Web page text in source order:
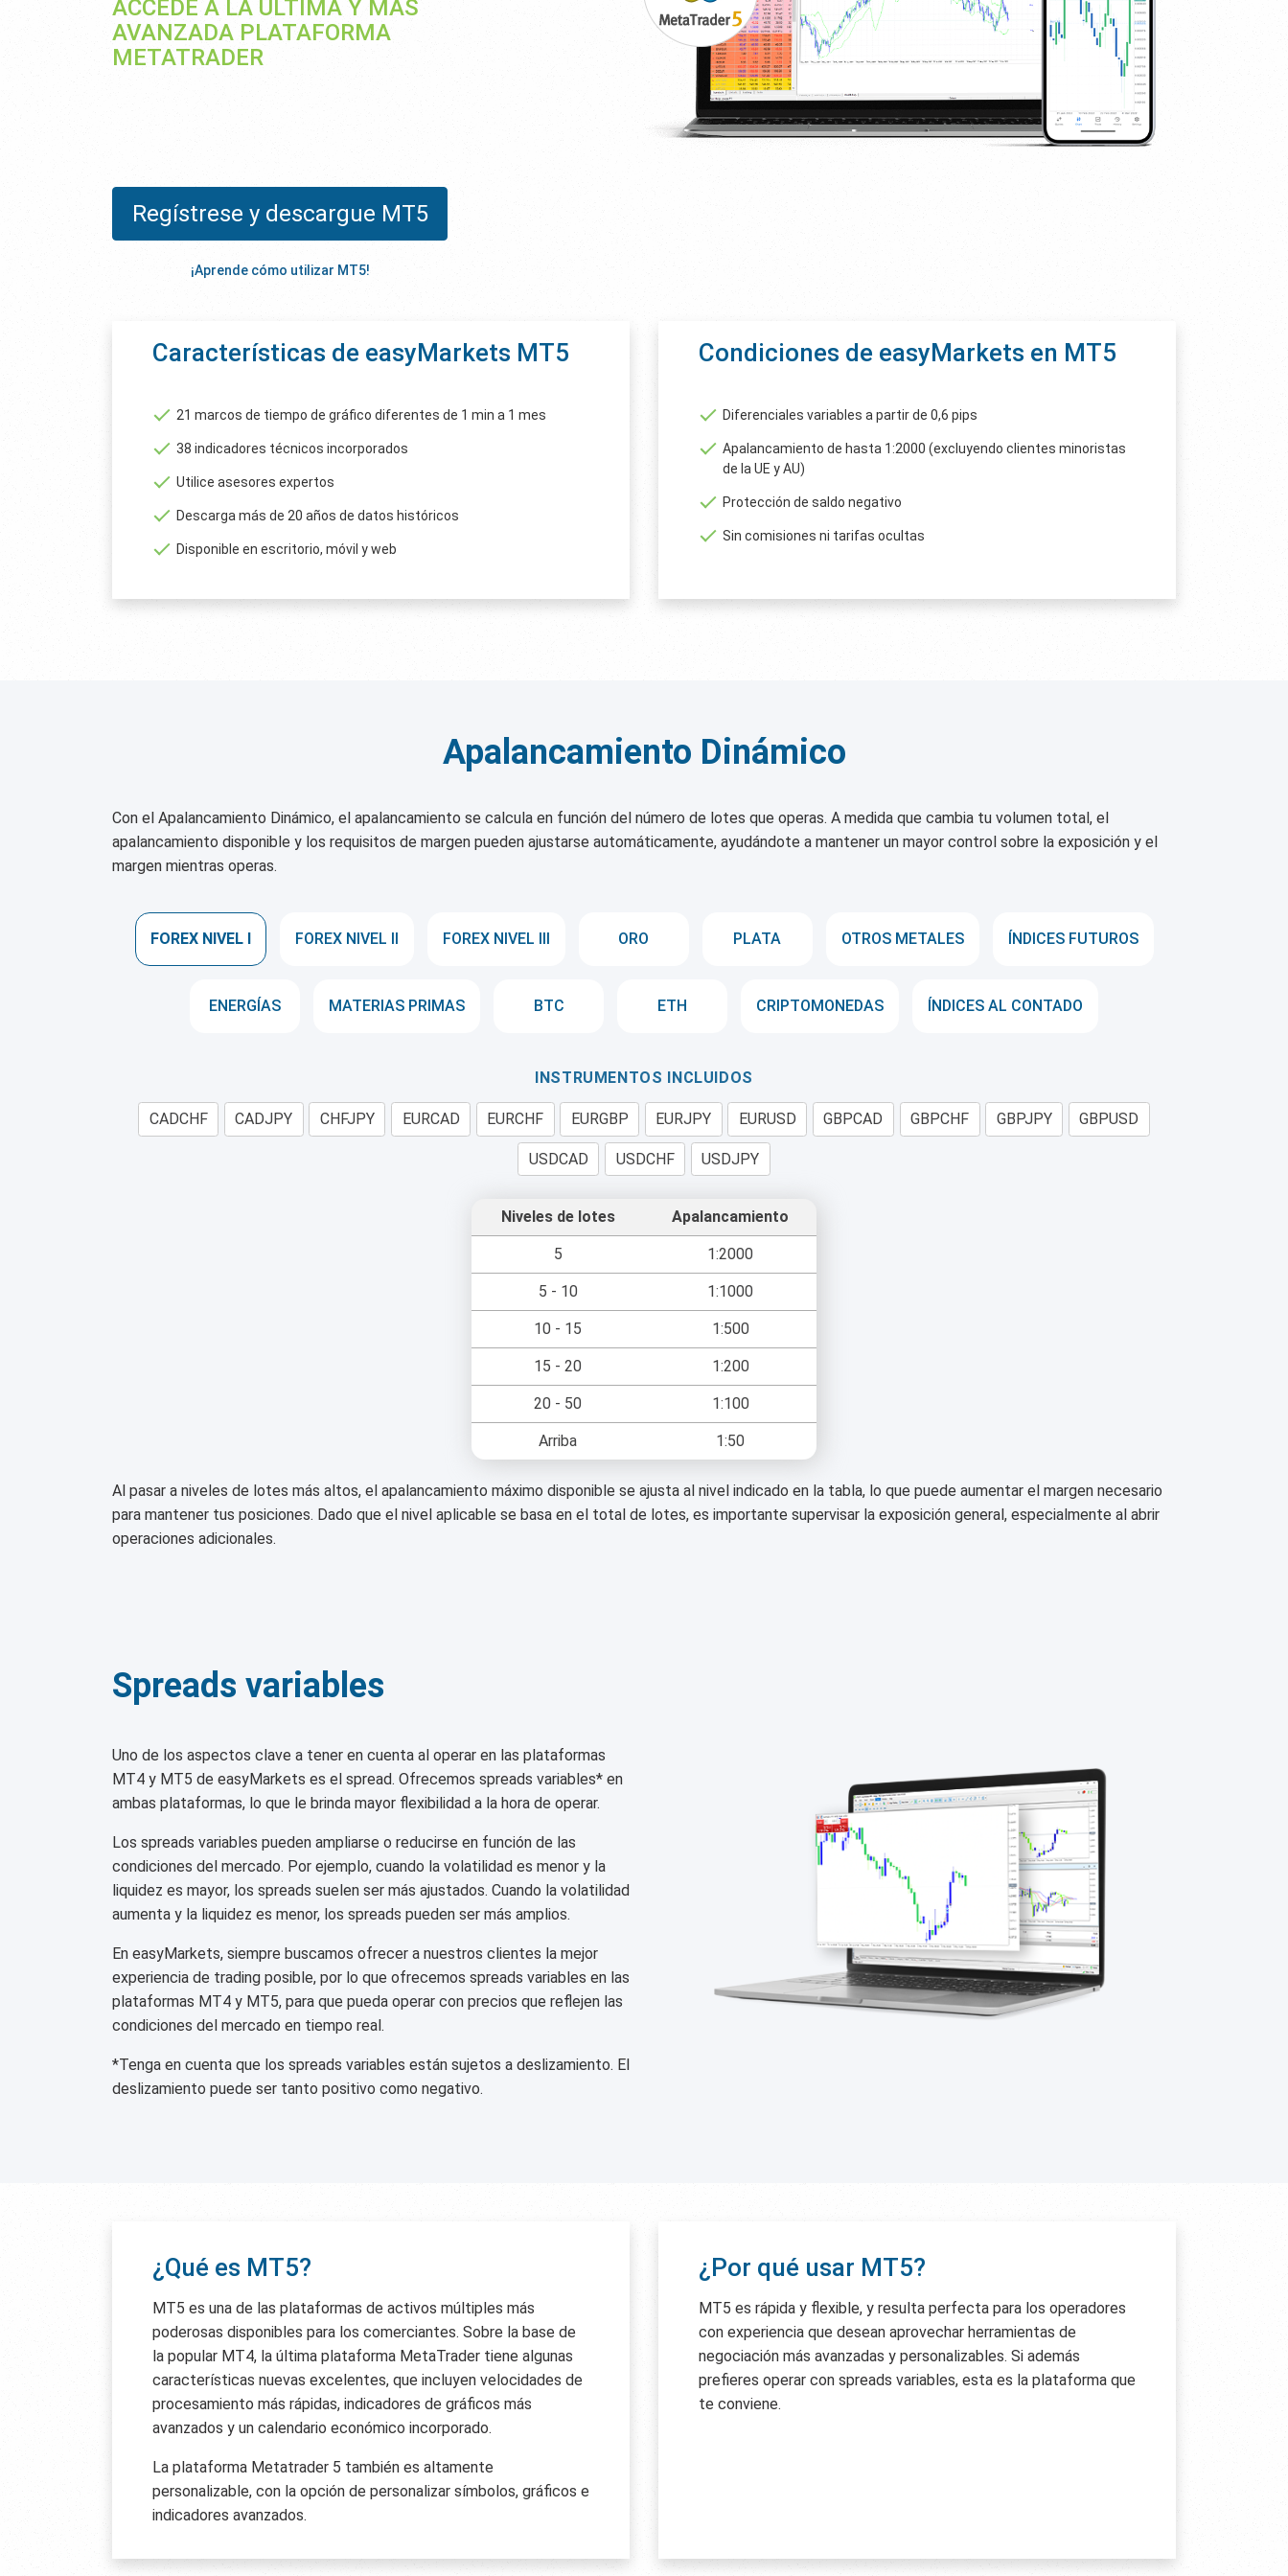
ACCEDE A LA ÚLTIMA Y MÁS
AVANZADA PLATAFORMA
METATRADER
Regístrese y descargue MT5
¡Aprende cómo utilizar MT5!
Características de easyMarkets MT5
21 marcos de tiempo de gráfico diferentes de 1 min a 1 mes
38 indicadores técnicos incorporados
Utilice asesores expertos
Descarga más de 20 años de datos históricos
Disponible en escritorio, móvil y web
Condiciones de easyMarkets en MT5
Diferenciales variables a partir de 0,6 pips
Apalancamiento de hasta 1:2000 (excluyendo clientes minoristas
de la UE y AU)
Protección de saldo negativo
Sin comisiones ni tarifas ocultas
Apalancamiento Dinámico
Con el Apalancamiento Dinámico, el apalancamiento se calcula en función del número de lotes que operas. A medida que cambia tu volumen total, el
apalancamiento disponible y los requisitos de margen pueden ajustarse automáticamente, ayudándote a mantener un mayor control sobre la exposición y el
margen mientras operas.
FOREX NIVEL I FOREX NIVEL II FOREX NIVEL III ORO PLATA OTROS METALES ÍNDICES FUTUROS
ENERGÍAS MATERIAS PRIMAS BTC ETH CRIPTOMONEDAS ÍNDICES AL CONTADO
INSTRUMENTOS INCLUIDOS
CADCHF CADJPY CHFJPY EURCAD EURCHF EURGBP EURJPY EURUSD GBPCAD GBPCHF GBPJPY GBPUSD
USDCAD USDCHF USDJPY
Niveles de lotes Apalancamiento
5 1:2000
5 - 10 1:1000
10 - 15 1:500
15 - 20 1:200
20 - 50 1:100
Arriba 1:50
Al pasar a niveles de lotes más altos, el apalancamiento máximo disponible se ajusta al nivel indicado en la tabla, lo que puede aumentar el margen necesario
para mantener tus posiciones. Dado que el nivel aplicable se basa en el total de lotes, es importante supervisar la exposición general, especialmente al abrir
operaciones adicionales.
Spreads variables
Uno de los aspectos clave a tener en cuenta al operar en las plataformas
MT4 y MT5 de easyMarkets es el spread. Ofrecemos spreads variables* en
ambas plataformas, lo que le brinda mayor flexibilidad a la hora de operar.
Los spreads variables pueden ampliarse o reducirse en función de las
condiciones del mercado. Por ejemplo, cuando la volatilidad es menor y la
liquidez es mayor, los spreads suelen ser más ajustados. Cuando la volatilidad
aumenta y la liquidez es menor, los spreads pueden ser más amplios.
En easyMarkets, siempre buscamos ofrecer a nuestros clientes la mejor
experiencia de trading posible, por lo que ofrecemos spreads variables en las
plataformas MT4 y MT5, para que pueda operar con precios que reflejen las
condiciones del mercado en tiempo real.
*Tenga en cuenta que los spreads variables están sujetos a deslizamiento. El
deslizamiento puede ser tanto positivo como negativo.
¿Qué es MT5?
MT5 es una de las plataformas de activos múltiples más
poderosas disponibles para los comerciantes. Sobre la base de
la popular MT4, la última plataforma MetaTrader tiene algunas
características nuevas excelentes, que incluyen velocidades de
procesamiento más rápidas, indicadores de gráficos más
avanzados y un calendario económico incorporado.
La plataforma Metatrader 5 también es altamente
personalizable, con la opción de personalizar símbolos, gráficos e
indicadores avanzados.
¿Por qué usar MT5?
MT5 es rápida y flexible, y resulta perfecta para los operadores
con experiencia que desean aprovechar herramientas de
negociación más avanzadas y personalizables. Si además
prefieres operar con spreads variables, esta es la plataforma que
te conviene.